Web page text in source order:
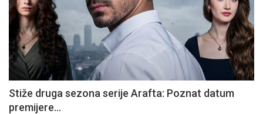
Stiže druga sezona serije Arafta: Poznat datum
premijere...